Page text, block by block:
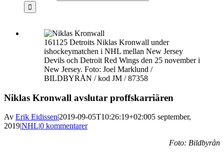
161125 Detroits Niklas Kronwall under
ishockeymatchen i NHL mellan New Jersey
Devils och Detroit Red Wings den 25 november i
New Jersey. Foto: Joel Marklund /
BILDBYRÅN / kod JM / 87358
Niklas Kronwall avslutar proffskarriären
Av Erik Eidissen|2019-09-05T10:26:19+02:005 september,
2019|NHL|0 kommentarer
Foto: Bildbyrån